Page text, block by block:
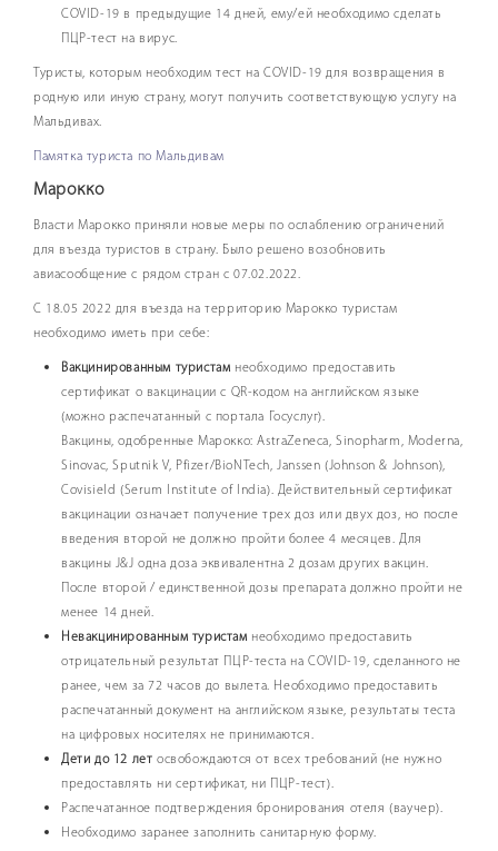
COVID-19 в предыдущие 14 дней, ему/ей необходимо сделать
ПЦР-тест на вирус.
Туристы, которым необходим тест на COVID-19 для возвращения в
родную или иную страну, могут получить соответствующую услугу на
Мальдивах.
Памятка туриста по Мальдивам
Марокко
Власти Марокко приняли новые меры по ослаблению ограничений
для въезда туристов в страну. Было решено возобновить
авиасообщение с рядом стран с 07.02.2022.
С 18.05 2022 для въезда на территорию Марокко туристам
необходимо иметь при себе:
Вакцинированным туристам необходимо предоставить
сертификат о вакцинации с QR-кодом на английском языке
(можно распечатанный с портала Госуслуг).
Вакцины, одобренные Марокко: AstraZeneca, Sinopharm, Moderna,
Sinovac, Sputnik V, Pfizer/BioNTech, Janssen (Johnson & Johnson),
Covisield (Serum Institute of India). Действительный сертификат
вакцинации означает получение трех доз или двух доз, но после
введения второй не должно пройти более 4 месяцев. Для
вакцины J&J одна доза эквивалентна 2 дозам других вакцин.
После второй / единственной дозы препарата должно пройти не
менее 14 дней.
Невакцинированным туристам необходимо предоставить
отрицательный результат ПЦР-теста на COVID-19, сделанного не
ранее, чем за 72 часов до вылета. Необходимо предоставить
распечатанный документ на английском языке, результаты теста
на цифровых носителях не принимаются.
Дети до 12 лет освобождаются от всех требований (не нужно
предоставлять ни сертификат, ни ПЦР-тест).
Распечатанное подтверждения бронирования отеля (ваучер).
Необходимо заранее заполнить санитарную форму.